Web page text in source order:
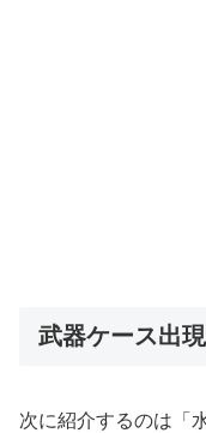
武器ケース出
次に紹介するのは「